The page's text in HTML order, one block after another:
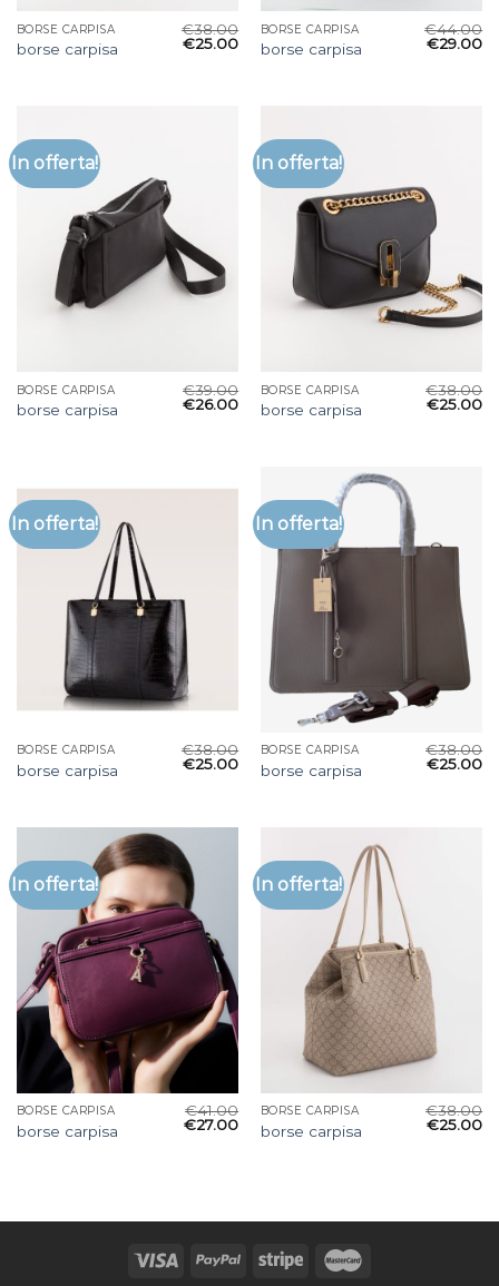
BORSE CARPISA
borse carpisa
€38.00
€25.00
BORSE CARPISA
borse carpisa
€44.00
€29.00
In offerta!
BORSE CARPISA
borse carpisa
€39.00
€26.00
In offerta!
BORSE CARPISA
borse carpisa
€38.00
€25.00
In offerta!
BORSE CARPISA
borse carpisa
€38.00
€25.00
In offerta!
BORSE CARPISA
borse carpisa
€38.00
€25.00
In offerta!
BORSE CARPISA
borse carpisa
€41.00
€27.00
In offerta!
BORSE CARPISA
borse carpisa
€38.00
€25.00